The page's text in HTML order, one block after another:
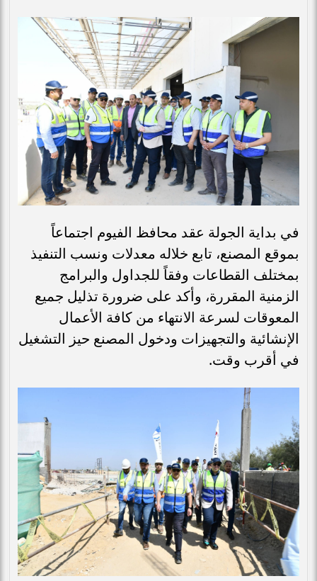
في بداية الجولة عقد محافظ الفيوم اجتماعاً
بموقع المصنع، تابع خلاله معدلات ونسب التنفيذ
بمختلف القطاعات وفقاً للجداول والبرامج
الزمنية المقررة، وأكد على ضرورة تذليل جميع
المعوقات لسرعة الانتهاء من كافة الأعمال
الإنشائية والتجهيزات ودخول المصنع حيز التشغيل
في أقرب وقت.